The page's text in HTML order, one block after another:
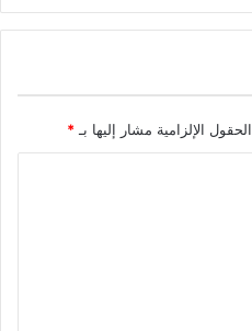
الحقول الإلزامية مشار إليها بـ *